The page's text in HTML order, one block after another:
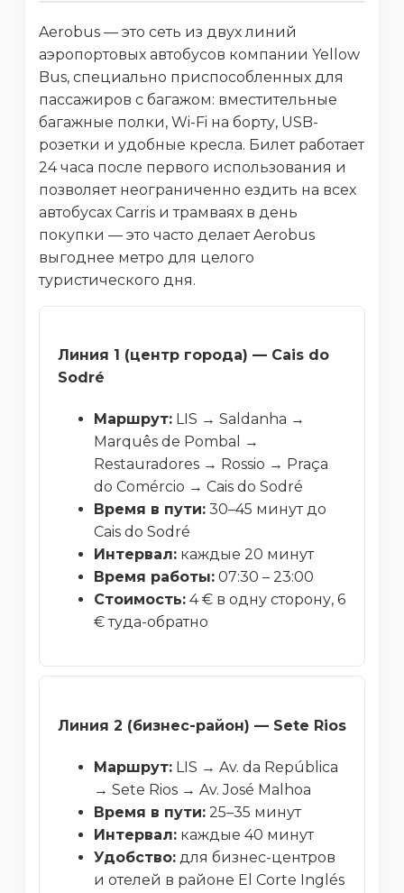
Aerobus — это сеть из двух линий
аэропортовых автобусов компании Yellow
Bus, специально приспособленных для
пассажиров с багажом: вместительные
багажные полки, Wi-Fi на борту, USB-
розетки и удобные кресла. Билет работает
24 часа после первого использования и
позволяет неограниченно ездить на всех
автобусах Carris и трамваях в день
покупки — это часто делает Aerobus
выгоднее метро для целого
туристического дня.
Линия 1 (центр города) — Cais do
Sodré
Маршрут: LIS → Saldanha →
Marquês de Pombal →
Restauradores → Rossio → Praça
do Comércio → Cais do Sodré
Время в пути: 30–45 минут до
Cais do Sodré
Интервал: каждые 20 минут
Время работы: 07:30 – 23:00
Стоимость: 4 € в одну сторону, 6
€ туда-обратно
Линия 2 (бизнес-район) — Sete Rios
Маршрут: LIS → Av. da República
→ Sete Rios → Av. José Malhoa
Время в пути: 25–35 минут
Интервал: каждые 40 минут
Удобство: для бизнес-центров
и отелей в районе El Corte Inglés